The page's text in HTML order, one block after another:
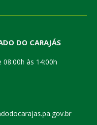
DO CARAJÁS
às 14:00h